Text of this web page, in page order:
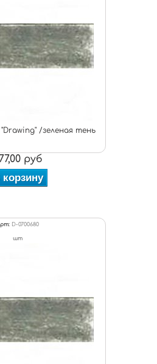
/зеленая тень
руб
корзину
D-0700680
шт